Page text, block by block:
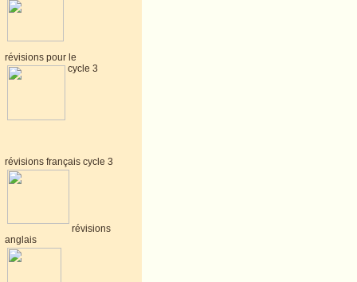
révisions pour le
cycle 3
révisions français cycle 3
révisions
anglais